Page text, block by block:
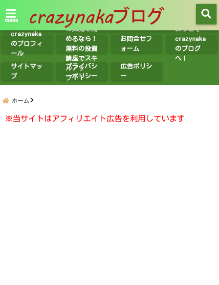
menu
crazynaka
のプロフィ
ール
紹介】投資
の知識を高
めるなら！
無料の投資
講座でスキ
ルアッ
プ！！
お問合せフ
ォーム
ようこそ
crazynaka
のブログ
へ！
サイトマッ
プ
プライバシ
ーポリシー
広告ポリシ
ー
ホーム
※当サイトはアフィリエイト広告を利用しています